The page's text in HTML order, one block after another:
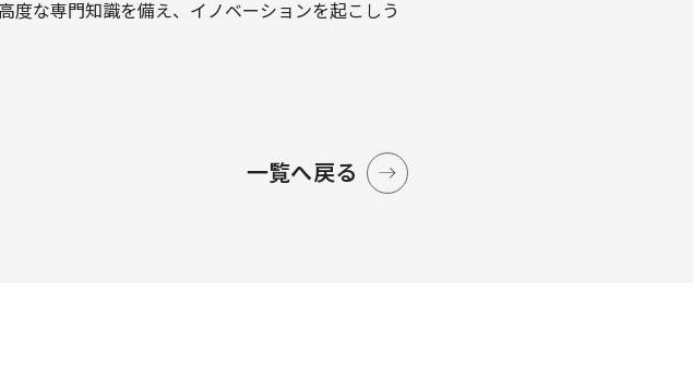
度な専門知識を備え、イノベーションを起こしう
一覧へ戻る